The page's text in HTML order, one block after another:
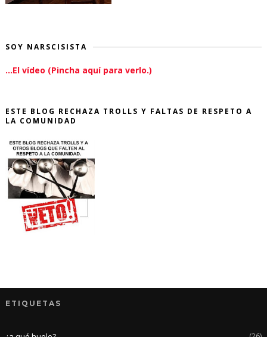
SOY NARSCISISTA
...El vídeo (Pincha aquí para verlo.)
ESTE BLOG RECHAZA TROLLS Y FALTAS DE RESPETO A
LA COMUNIDAD
ETIQUETAS